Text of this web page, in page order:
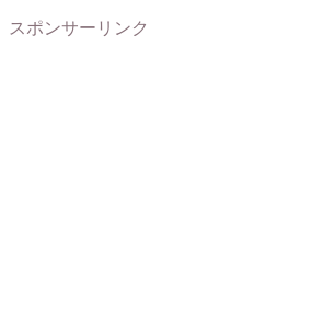
スポンサーリンク